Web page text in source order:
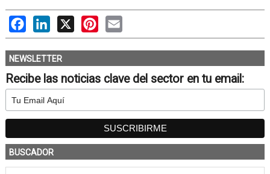
FacebookLinkedIn
X PinterestEmail
NEWSLETTER
Recibe las noticias clave del sector en tu email:
BUSCADOR